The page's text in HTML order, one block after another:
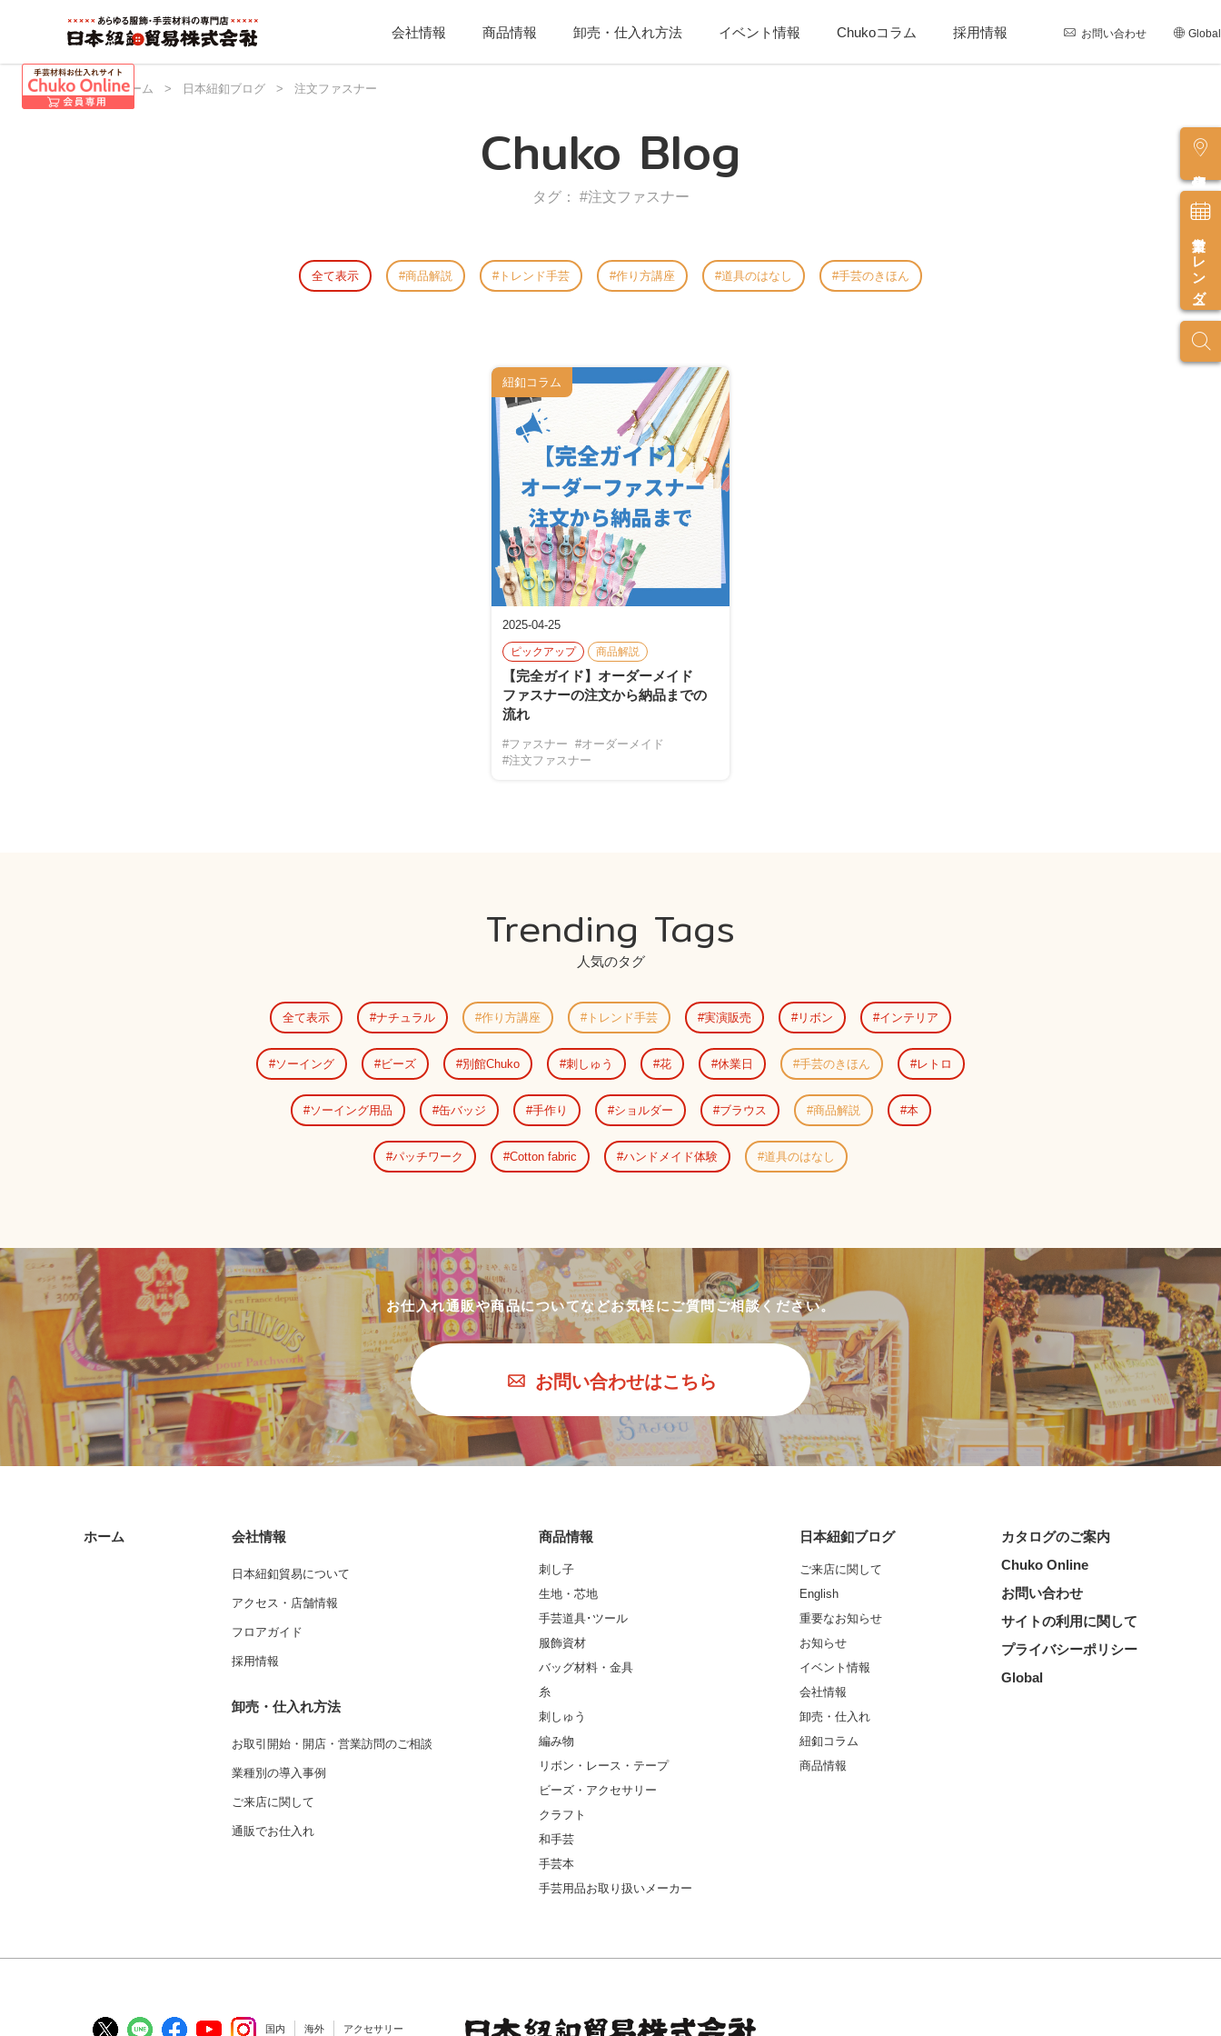
会社情報 商品情報 卸売・仕入れ方法 イベント情報 Chukoコラム 採用情報 お問い合わせ Global
営業カレンダー
日本紐釦 ホーム > 日本紐釦ブログ > 注文ファスナー
Chuko Blog
タグ： #注文ファスナー
全て表示 商品解説 トレンド手芸 作り方講座 道具のはなし 手芸のきほん
2025-04-25
ピックアップ 商品解説
【完全ガイド】オーダーメイド
ファスナーの注文から納品までの
流れ
#ファスナー #オーダーメイド
#注文ファスナー
紐釦コラム
Trending Tags
人気のタグ
全て表示 ナチュラル 作り方講座 トレンド手芸 実演販売 リボン インテリア
ソーイング ビーズ 別館Chuko 刺しゅう 花 休業日 手芸のきほん レトロ
ソーイング用品 缶バッジ 手作り ショルダー ブラウス 商品解説 本
パッチワーク Cotton fabric ハンドメイド体験 道具のはなし
お仕入れ通販や商品についてなどお気軽にご質問ご相談ください。
お問い合わせはこちら
ホーム 会社情報
日本紐釦貿易について
アクセス・店舗情報
フロアガイド
採用情報
卸売・仕入れ方法
お取引開始・開店・営業訪問のご相談
業種別の導入事例
ご来店に関して
通販でお仕入れ
商品情報
刺し子
生地・芯地
手芸道具･ツール
服飾資材
バッグ材料・金具
糸
刺しゅう
編み物
リボン・レース・テープ
ビーズ・アクセサリー
クラフト
和手芸
手芸本
手芸用品お取り扱いメーカー
日本紐釦ブログ
ご来店に関して
English
重要なお知らせ
お知らせ
イベント情報
会社情報
卸売・仕入れ
紐釦コラム
商品情報
カタログのご案内
Chuko Online
お問い合わせ
サイトの利用に関して
プライバシーポリシー
Global
国内 海外 アクセサリー